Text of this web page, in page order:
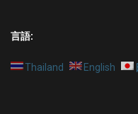
言語:
Thailand English